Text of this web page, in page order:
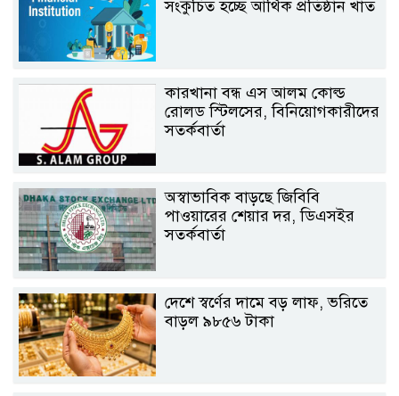
সংকুচিত হচ্ছে আর্থিক প্রতিষ্ঠান খাত
কারখানা বন্ধ এস আলম কোল্ড
রোলড স্টিলসের, বিনিয়োগকারীদের
সতর্কবার্তা
অস্বাভাবিক বাড়ছে জিবিবি
পাওয়ারের শেয়ার দর, ডিএসইর
সতর্কবার্তা
দেশে স্বর্ণের দামে বড় লাফ, ভরিতে
বাড়ল ৯৮৫৬ টাকা